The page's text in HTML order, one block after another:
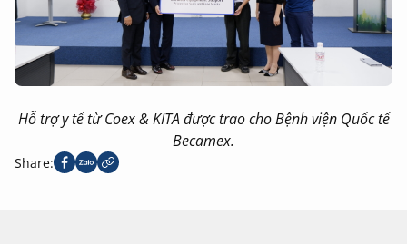
Hỗ trợ y tế từ Coex & KITA được trao cho Bệnh viện Quốc tế
Becamex.
Share: